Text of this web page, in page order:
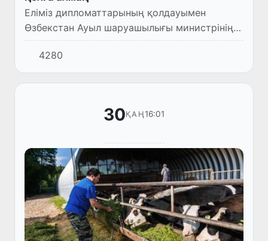
Еліміз дипломаттарының қолдауымен
Өзбекстан Ауыл шаруашылығы министрінің
орынбасары Бунёд Охунов пен Кувейттің
«AlMawashi» компаниясы төрағасының
орынбасары, сауда секторының басш...
4280
30ҚАҢ16:01